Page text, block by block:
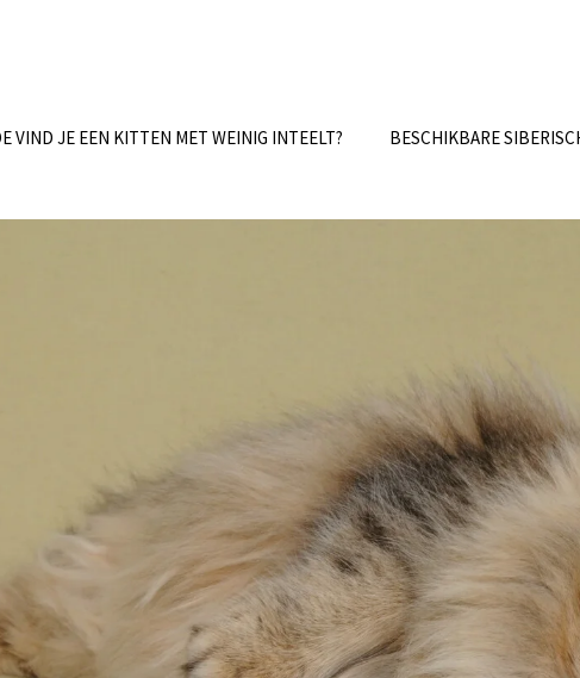
VIND JE EEN KITTEN MET WEINIG INTEELT? BESCHIKBARE